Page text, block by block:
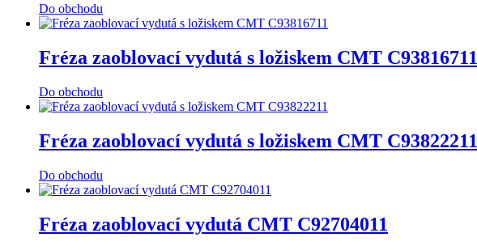
Do obchodu
Fréza zaoblovací vydutá s ložiskem CMT C93816711
Do obchodu
Fréza zaoblovací vydutá s ložiskem CMT C93822211
Do obchodu
Fréza zaoblovací vydutá CMT C92704011